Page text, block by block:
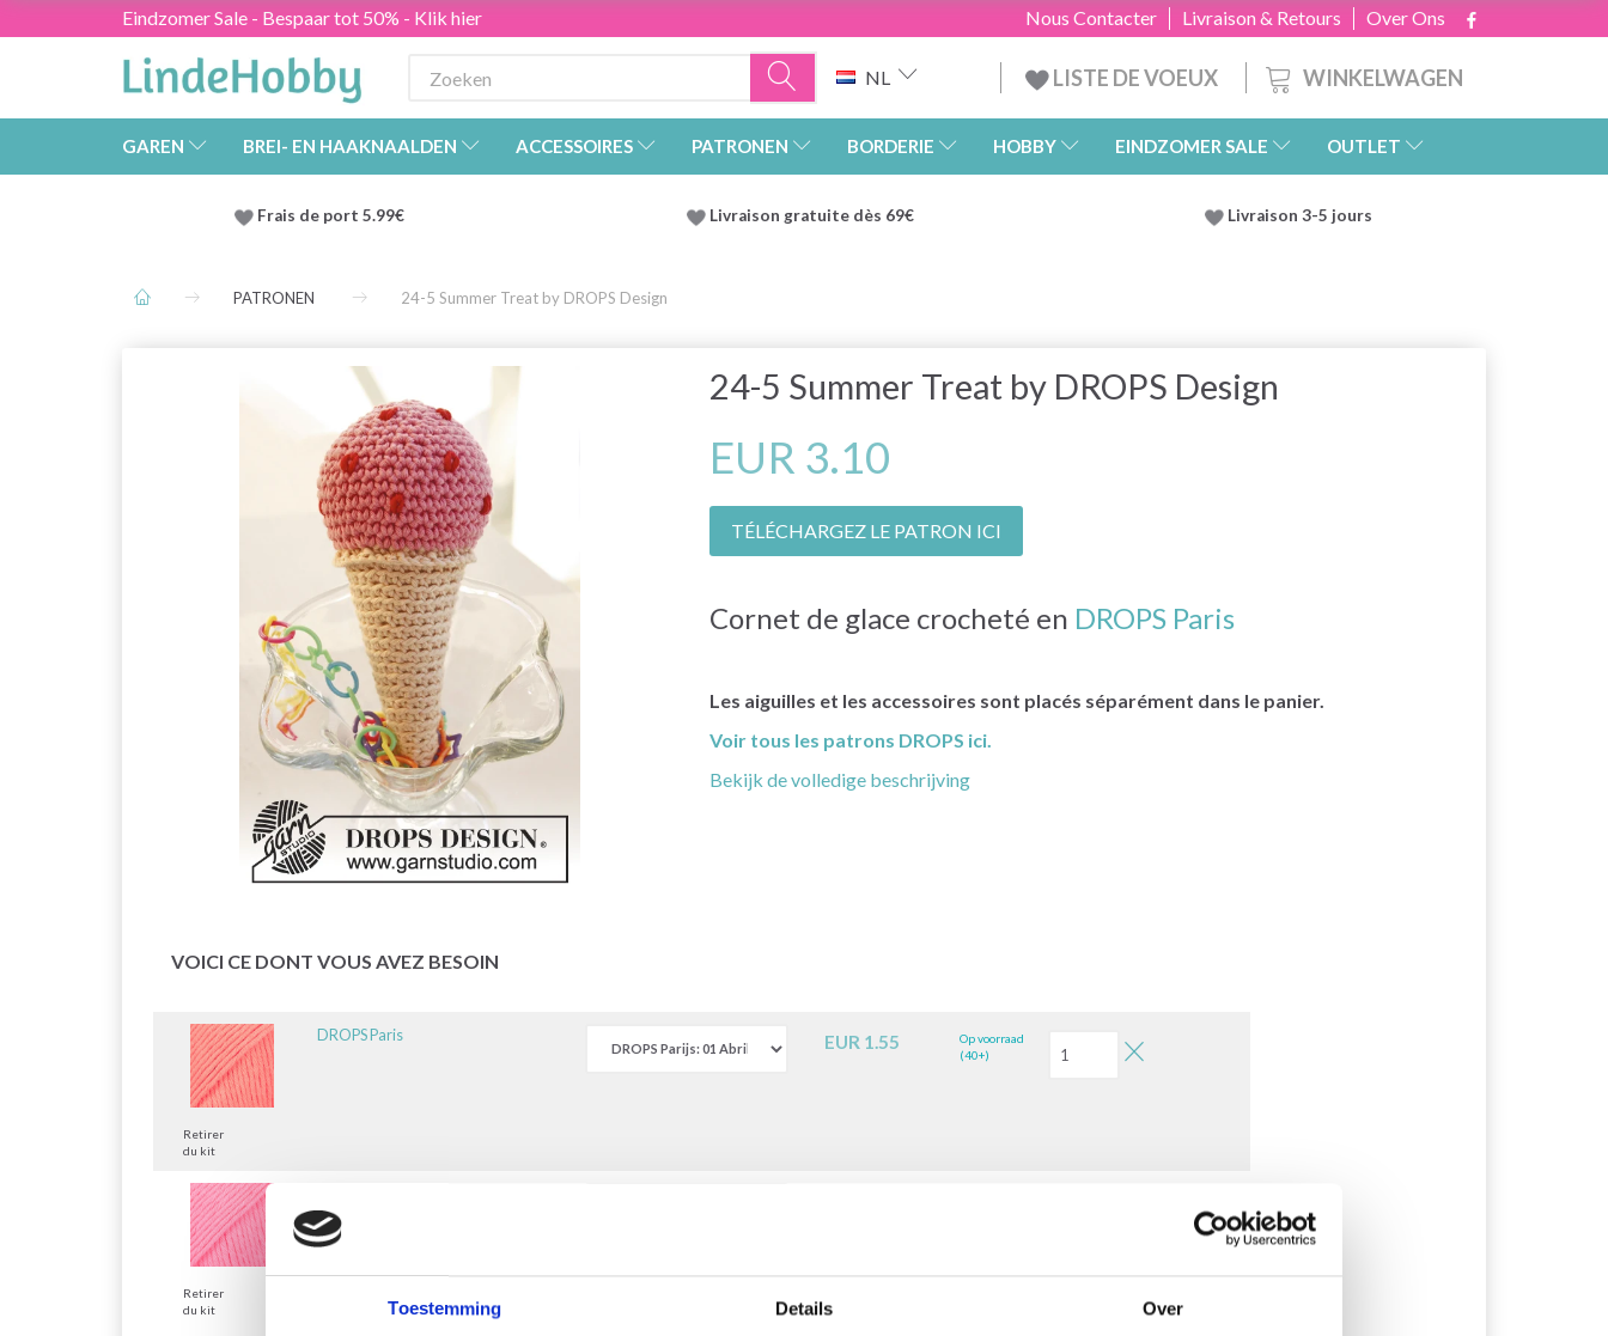
Toestemming Details Over
Eindzomer Sale - Bespaar tot 50% - Klik hier Over Ons
Livraison & Retours
Nous Contacter
WINKELWAGEN
NL LISTE DE VOEUX
GAREN BREI- EN HAAKNAALDEN ACCESSOIRES PATRONEN BORDERIE HOBBY EINDZOMER SALE OUTLET
Frais de port 5.99€ Livraison gratuite dès 69€ Livraison 3-5 jours
PATRONEN 24-5 Summer Treat by DROPS Design
24-5 Summer Treat by DROPS Design
EUR 3.10
TÉLÉCHARGEZ LE PATRON ICI
Cornet de glace crocheté en DROPS Paris
Les aiguilles et les accessoires sont placés séparément dans le panier.
Voir tous les patrons DROPS ici.
Bekijk de volledige beschrijving
VOICI CE DONT VOUS AVEZ BESOIN
DROPS Paris EUR 1.55
Op voorraad
(40+)
Retirer
du kit
Retirer
du kit